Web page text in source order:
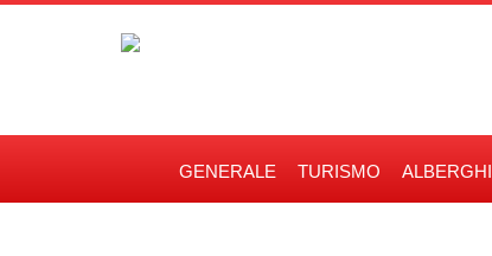
GENERALE TURISMO ALBERGHI